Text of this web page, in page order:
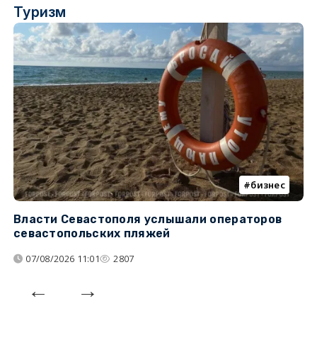
Туризм
бизнес
Власти Севастополя услышали операторов
севастопольских пляжей
07/08/2026 11:01 2807